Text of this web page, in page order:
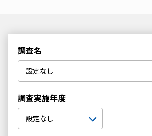
調査名
調査実施年度